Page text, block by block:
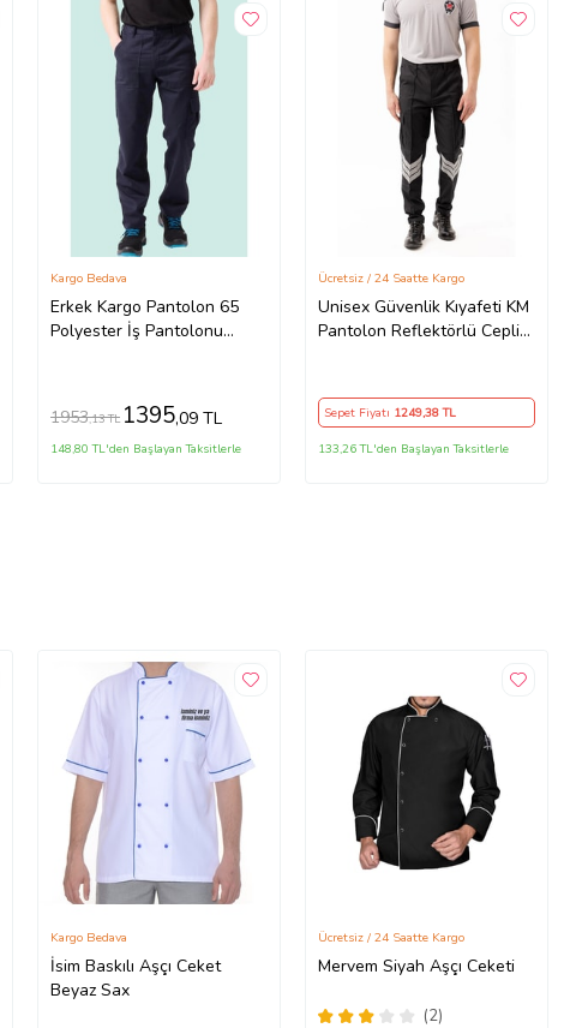
Erkek Kargo Pantolon 65
Polyester İş Pantolonu
Kargo Bedava
1953,13 TL 1395,09 TL
148,80 TL'den Başlayan Taksitlerle
Unisex Güvenlik Kıyafeti KM
Pantolon Reflektörlü Cepli
Ücretsiz / 24 Saatte Kargo
Sepet Fiyatı 1249,38 TL
133,26 TL'den Başlayan Taksitlerle
İsim Baskılı Aşçı Ceket
Beyaz Sax
Kargo Bedava
Mervem Siyah Aşçı Ceketi
(2)
Ücretsiz / 24 Saatte Kargo